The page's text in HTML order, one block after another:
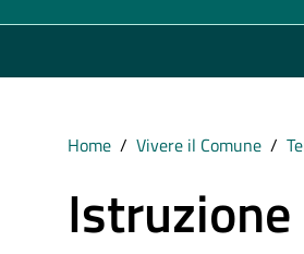
Home Vivere il Comune